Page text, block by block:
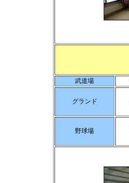
武道場
グランド
野球場